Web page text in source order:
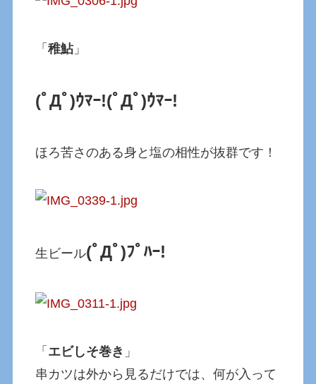
「稚鮎」
(ﾟДﾟ)ｳﾏｰ!(ﾟДﾟ)ｳﾏｰ!
ほろ苦さのある身と塩の相性が抜群です！
生ビール(ﾟДﾟ)ﾌﾟﾊｰ!
「 エビしそ巻き 」
串カツは外から見るだけでは、何が入って